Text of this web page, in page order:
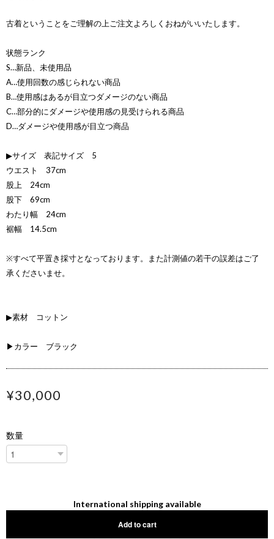
古着ということをご理解の上ご注文よろしくおねがいいたします。
状態ランク
S…新品、未使用品
A…使用回数の感じられない商品
B…使用感はあるが目立つダメージのない商品
C…部分的にダメージや使用感の見受けられる商品
D…ダメージや使用感が目立つ商品
▶サイズ 表記サイズ 5
ウエスト 37cm
股上 24cm
股下 69cm
わたり幅 24cm
裾幅 14.5cm
※すべて平置き採寸となっております。また計測値の若干の誤差はご了
承くださいませ。
▶素材 コットン
▶カラー ブラック
¥30,000
数量
International shipping available
Add to cart